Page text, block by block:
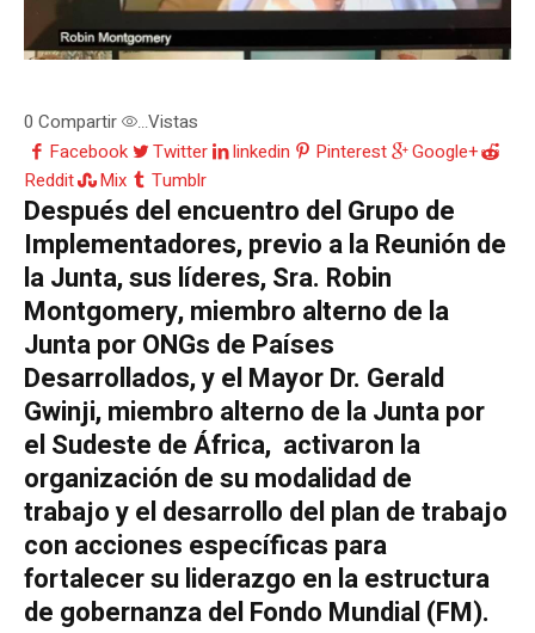
0 Compartir ...Vistas
Facebook
Twitter linkedin Pinterest
Google+
Reddit
Mix Tumblr
Después del encuentro del Grupo de
Implementadores, previo a la Reunión de
la Junta, sus líderes, Sra. Robin
Montgomery, miembro alterno de la
Junta por ONGs de Países
Desarrollados, y el Mayor Dr. Gerald
Gwinji, miembro alterno de la Junta por
el Sudeste de África, activaron la
organización de su modalidad de
trabajo y el desarrollo del plan de trabajo
con acciones específicas para
fortalecer su liderazgo en la estructura
de gobernanza del Fondo Mundial (FM).